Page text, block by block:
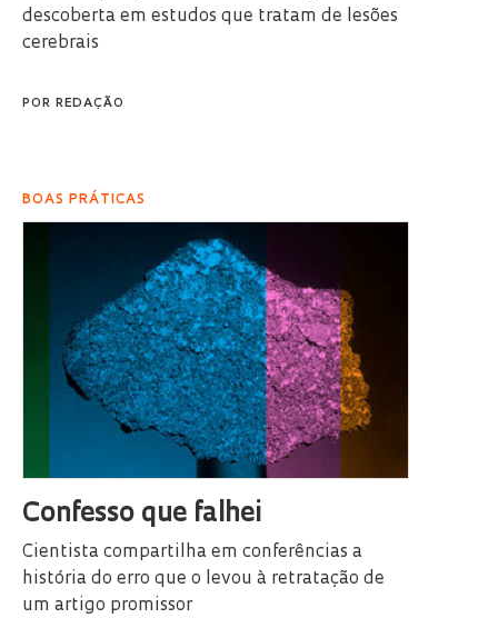
descoberta em estudos que tratam de lesões
cerebrais
POR REDAÇÃO
BOAS PRÁTICAS
Confesso que falhei
Cientista compartilha em conferências a
história do erro que o levou à retratação de
um artigo promissor